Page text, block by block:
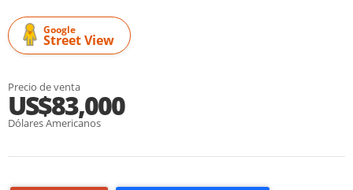
Google
Street View
Precio de venta
US$83,000
Dólares Americanos